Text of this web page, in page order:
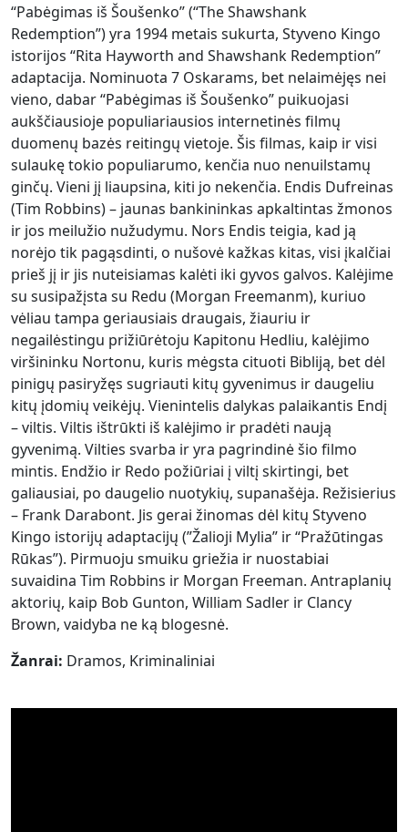
“Pabėgimas iš Šoušenko” (“The Shawshank
Redemption”) yra 1994 metais sukurta, Styveno Kingo
istorijos “Rita Hayworth and Shawshank Redemption”
adaptacija. Nominuota 7 Oskarams, bet nelaimėjęs nei
vieno, dabar “Pabėgimas iš Šoušenko” puikuojasi
aukščiausioje populiariausios internetinės filmų
duomenų bazės reitingų vietoje. Šis filmas, kaip ir visi
sulaukę tokio populiarumo, kenčia nuo nenuilstamų
ginčų. Vieni jį liaupsina, kiti jo nekenčia. Endis Dufreinas
(Tim Robbins) – jaunas bankininkas apkaltintas žmonos
ir jos meilužio nužudymu. Nors Endis teigia, kad ją
norėjo tik pagąsdinti, o nušovė kažkas kitas, visi įkalčiai
prieš jį ir jis nuteisiamas kalėti iki gyvos galvos. Kalėjime
su susipažįsta su Redu (Morgan Freemanm), kuriuo
vėliau tampa geriausiais draugais, žiauriu ir
negailėstingu prižiūrėtoju Kapitonu Hedliu, kalėjimo
viršininku Nortonu, kuris mėgsta cituoti Bibliją, bet dėl
pinigų pasiryžęs sugriauti kitų gyvenimus ir daugeliu
kitų įdomių veikėjų. Vienintelis dalykas palaikantis Endį
– viltis. Viltis ištrūkti iš kalėjimo ir pradėti naują
gyvenimą. Vilties svarba ir yra pagrindinė šio filmo
mintis. Endžio ir Redo požiūriai į viltį skirtingi, bet
galiausiai, po daugelio nuotykių, supanašėja. Režisierius
– Frank Darabont. Jis gerai žinomas dėl kitų Styveno
Kingo istorijų adaptacijų (”Žalioji Mylia” ir “Pražūtingas
Rūkas”). Pirmuoju smuiku griežia ir nuostabiai
suvaidina Tim Robbins ir Morgan Freeman. Antraplanių
aktorių, kaip Bob Gunton, William Sadler ir Clancy
Brown, vaidyba ne ką blogesnė.
Žanrai: Dramos, Kriminaliniai